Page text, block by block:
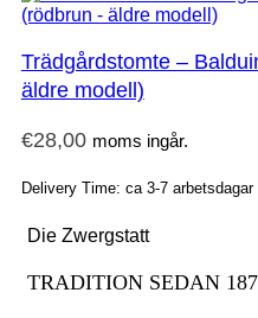
Trädgårdstomte –
äldre modell)
€28,00 moms ingår.
Delivery Time: ca 3-7 arbetsdagar
Die Zwergstatt
TRADITION SEDAN